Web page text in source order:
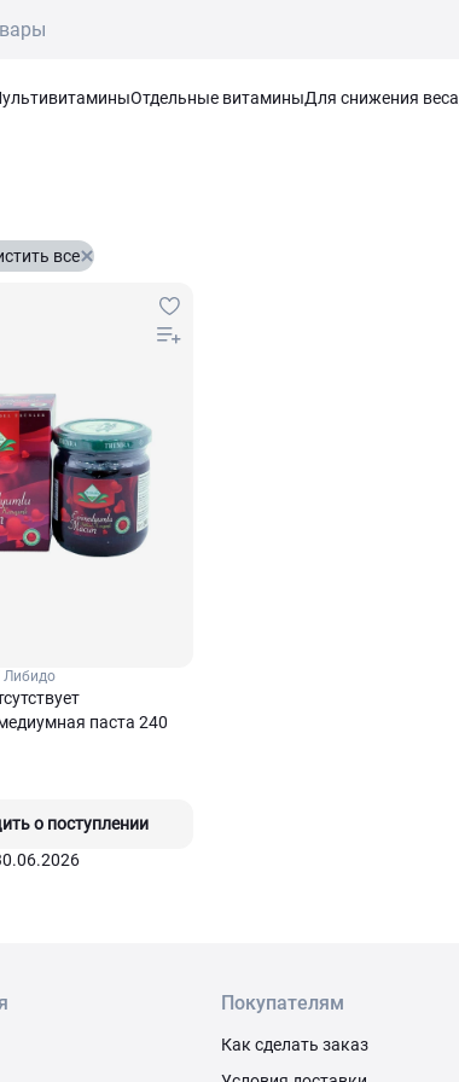
Отдельные витаминыДля снижения веса
все
паста 240
о поступлении
Покупателям
Как сделать заказ